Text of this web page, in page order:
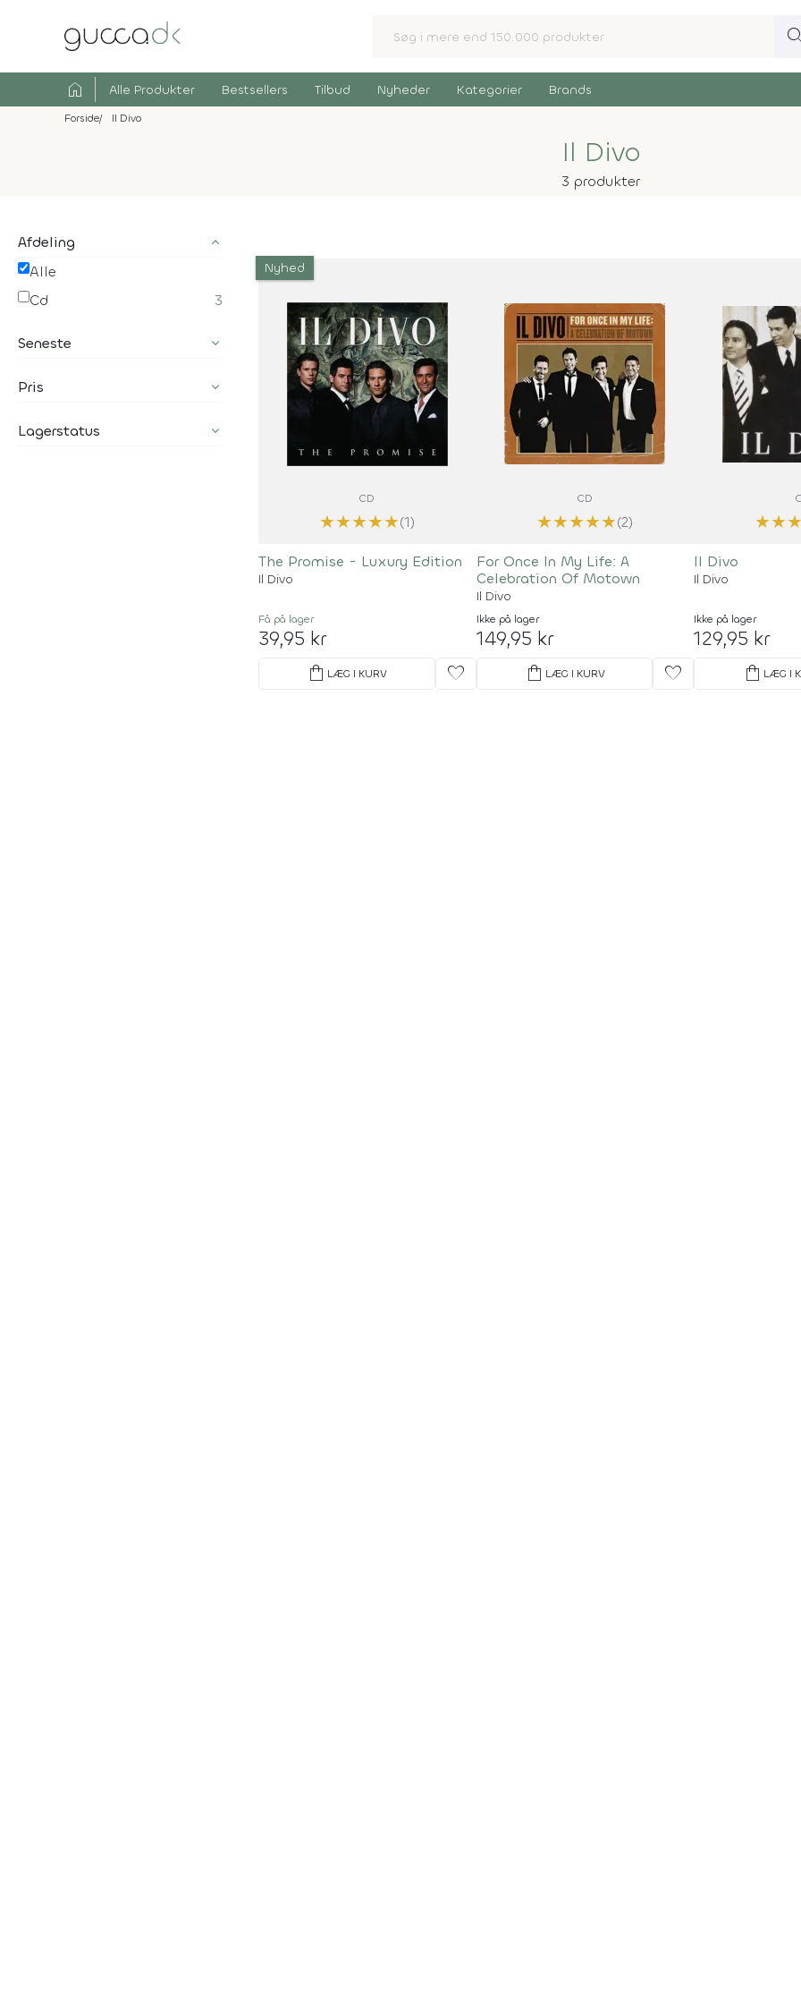
home Alle Produkter Bestsellers Tilbud Nyheder Kategorier Brands
Forside Il Divo
Il Divo
3 produkter
Afdeling
Alle
Cd
3
Seneste
Pris
Lagerstatus
Nyhed
CD
★★★★★(1)
The Promise - Luxury Edition
Il Divo
Få på lager
39,95 kr
shopping_bag LÆG I KURV favorite
CD
★★★★★(2)
For Once In My Life: A
Celebration Of Motown
Il Divo
Ikke på lager
149,95 kr
shopping_bag LÆG I KURV favorite
★★★
Il Divo
Il Divo
Ikke på lager
129,95 kr
shopping_bag LÆG I